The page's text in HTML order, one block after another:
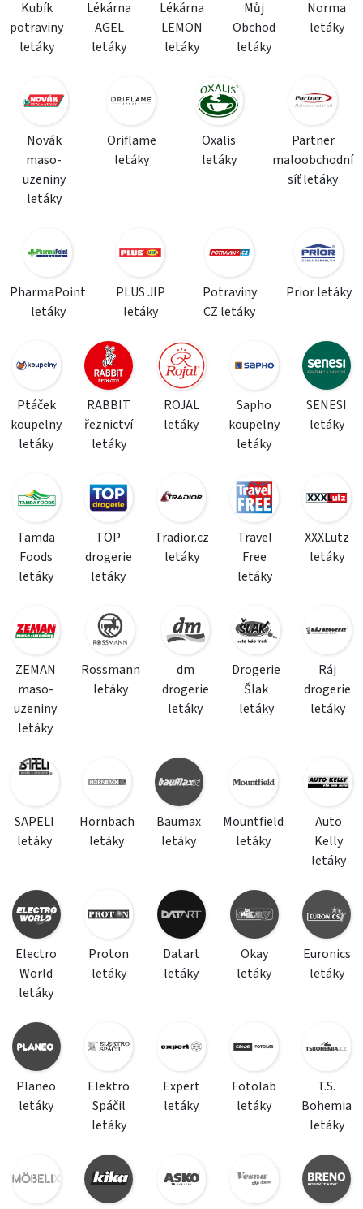
Kubík
potraviny
letáky
Lékárna
AGEL
letáky
Lékárna
LEMON
letáky
Můj
Obchod
letáky
Norma
letáky
Novák
maso-
uzeniny
letáky
Oriflame
letáky
Oxalis
letáky
Partner
maloobchodní
síť letáky
PharmaPoint
letáky
PLUS JIP
letáky
Potraviny
CZ letáky
Prior letáky
Ptáček
koupelny
letáky
RABBIT
řeznictví
letáky
ROJAL
letáky
Sapho
koupelny
letáky
SENESI
letáky
Tamda
Foods
letáky
TOP
drogerie
letáky
Tradior.cz
letáky
Travel
Free
letáky
XXXLutz
letáky
ZEMAN
maso-
uzeniny
letáky
Rossmann
letáky
dm
drogerie
letáky
Drogerie
Šlak
letáky
Ráj
drogerie
letáky
SAPELI
letáky
Hornbach
letáky
Baumax
letáky
Mountfield
letáky
Auto
Kelly
letáky
Electro
World
letáky
Proton
letáky
Datart
letáky
Okay
letáky
Euronics
letáky
Planeo
letáky
Elektro
Spáčil
letáky
Expert
letáky
Fotolab
letáky
T.S.
Bohemia
letáky